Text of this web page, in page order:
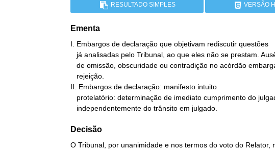
RESULTADO SIMPLES VERSÃO
Ementa
I. Embargos de declaração que objetivam rediscutir questões
II. Embargos de declaração: manifesto intuito
   independentemente do trânsito em julgado.
Decisão
O Tribunal, por unanimidade e nos termos do voto do